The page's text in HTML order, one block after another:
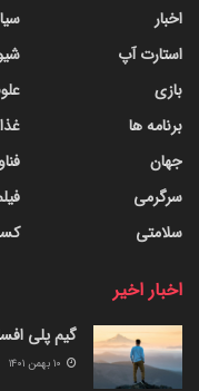
اخبار
استارت آپ
بازی
برنامه ها
جهان
سرگرمی
سلامتی
غذا
اخبار اخیر
گیم پلی